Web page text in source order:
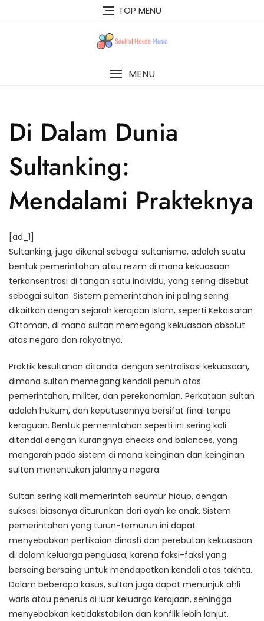
TOP MENU
MENU
Di Dalam Dunia
Sultanking:
Mendalami Prakteknya
[ad_1]
Sultanking, juga dikenal sebagai sultanisme, adalah suatu
bentuk pemerintahan atau rezim di mana kekuasaan
terkonsentrasi di tangan satu individu, yang sering disebut
sebagai sultan. Sistem pemerintahan ini paling sering
dikaitkan dengan sejarah kerajaan Islam, seperti Kekaisaran
Ottoman, di mana sultan memegang kekuasaan absolut
atas negara dan rakyatnya.
Praktik kesultanan ditandai dengan sentralisasi kekuasaan,
dimana sultan memegang kendali penuh atas
pemerintahan, militer, dan perekonomian. Perkataan sultan
adalah hukum, dan keputusannya bersifat final tanpa
keraguan. Bentuk pemerintahan seperti ini sering kali
ditandai dengan kurangnya checks and balances, yang
mengarah pada sistem di mana keinginan dan keinginan
sultan menentukan jalannya negara.
Sultan sering kali memerintah seumur hidup, dengan
suksesi biasanya diturunkan dari ayah ke anak. Sistem
pemerintahan yang turun-temurun ini dapat
menyebabkan pertikaian dinasti dan perebutan kekuasaan
di dalam keluarga penguasa, karena faksi-faksi yang
bersaing bersaing untuk mendapatkan kendali atas takhta.
Dalam beberapa kasus, sultan juga dapat menunjuk ahli
waris atau penerus di luar keluarga kerajaan, sehingga
menyebabkan ketidakstabilan dan konflik lebih lanjut.